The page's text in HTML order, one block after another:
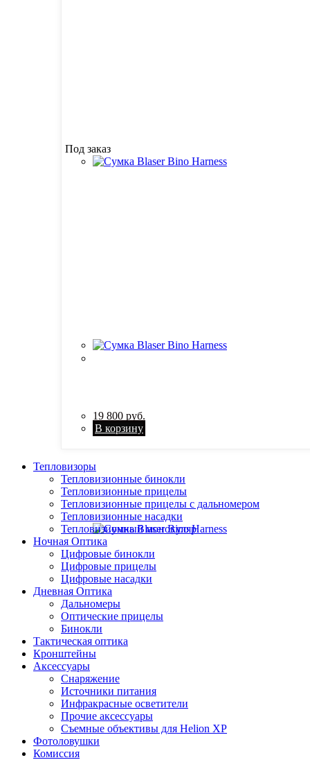
Под заказ
19 800 руб.
В корзину
Тепловизоры
Тепловизионные бинокли
Тепловизионные прицелы
Тепловизионные прицелы с дальномером
Тепловизионные насадки
Тепловизионный монокуляр
Ночная Оптика
Цифровые бинокли
Цифровые прицелы
Цифровые насадки
Дневная Оптика
Дальномеры
Оптические прицелы
Бинокли
Тактическая оптика
Кронштейны
Аксессуары
Снаряжение
Источники питания
Инфракрасные осветители
Прочие аксессуары
Съемные объективы для Helion XP
Фотоловушки
Комиссия